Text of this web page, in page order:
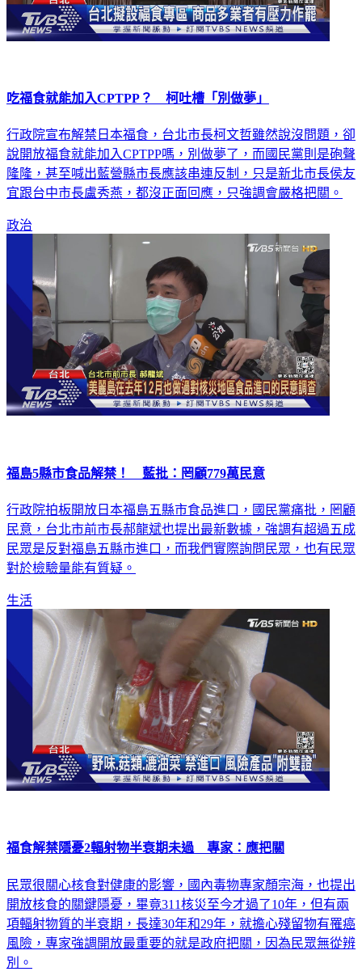
吃福食就能加入CPTPP？ 柯吐槽「別做夢」
行政院宣布解禁日本福食，台北市長柯文哲雖然說沒問題，卻
說開放福食就能加入CPTPP嗎，別做夢了，而國民黨則是砲聲
隆隆，甚至喊出藍營縣市長應該串連反制，只是新北市長侯友
宜跟台中市長盧秀燕，都沒正面回應，只強調會嚴格把關。
政治
福島5縣市食品解禁！ 藍批：罔顧779萬民意
行政院拍板開放日本福島五縣市食品進口，國民黨痛批，罔顧
民意，台北市前市長郝龍斌也提出最新數據，強調有超過五成
民眾是反對福島五縣市進口，而我們實際詢問民眾，也有民眾
對於檢驗量能有質疑。
生活
福食解禁隱憂2輻射物半衰期未過 專家：應把關
民眾很關心核食對健康的影響，國內毒物專家顏宗海，也提出
開放核食的關鍵隱憂，畢竟311核災至今才過了10年，但有兩
項輻射物質的半衰期，長達30年和29年，就擔心殘留物有罹癌
風險，專家強調開放最重要的就是政府把關，因為民眾無從辨
別。